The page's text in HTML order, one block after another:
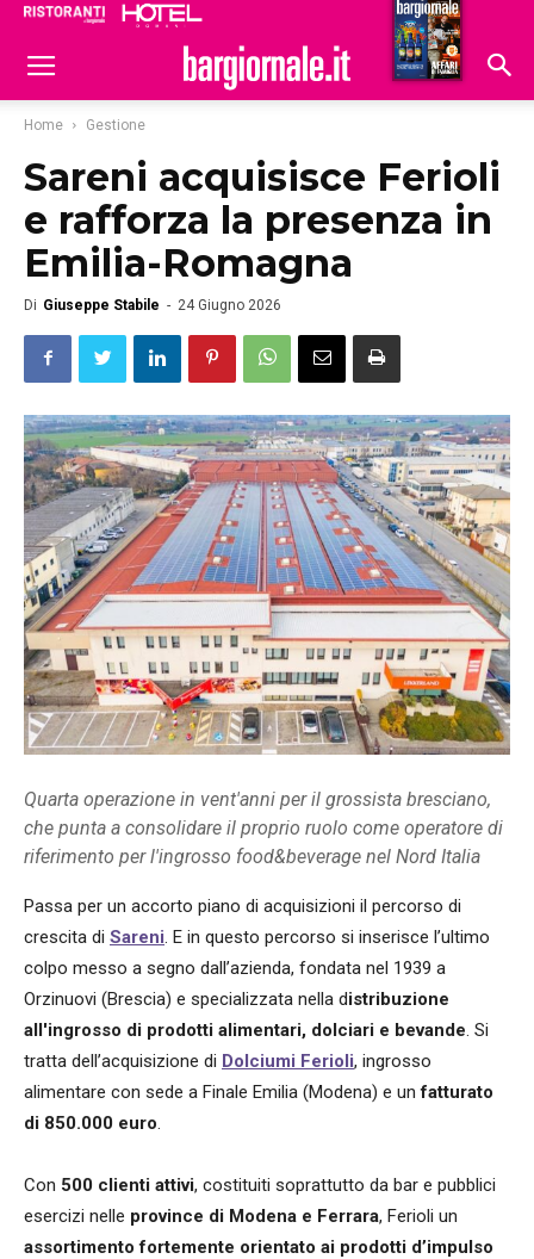
Hoteldomani
Home Gestione
Sareni acquisisce Ferioli
e rafforza la presenza in
Emilia-Romagna
Di Giuseppe Stabile - 24 Giugno 2026
Quarta operazione in vent'anni per il grossista bresciano,
che punta a consolidare il proprio ruolo come operatore di
riferimento per l'ingrosso food&beverage nel Nord Italia
Passa per un accorto piano di acquisizioni il percorso di
crescita di Sareni. E in questo percorso si inserisce l’ultimo
colpo messo a segno dall’azienda, fondata nel 1939 a
Orzinuovi (Brescia) e specializzata nella distribuzione
all'ingrosso di prodotti alimentari, dolciari e bevande. Si
tratta dell’acquisizione di Dolciumi Ferioli, ingrosso
alimentare con sede a Finale Emilia (Modena) e unfatturato
di 850.000 euro.
Con 500 clienti attivi, costituiti soprattutto da bar e pubblici
esercizi nelle province di Modena e Ferrara, Ferioli un
assortimento fortemente orientato ai prodotti d’impulso